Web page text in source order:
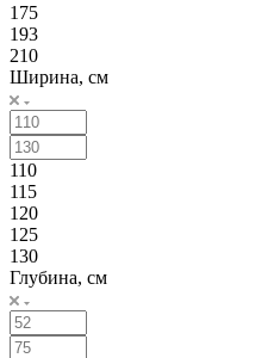
175
193
210
Ширина, см
110
115
120
125
130
Глубина, см